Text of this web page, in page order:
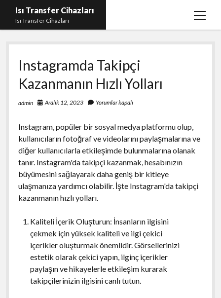
Isı Transfer Cihazları
Isı Transfer Cihazları
menüyü
Instagram Bayan Takipçi Yükseltme Hilesi Parasız
Instagram Beğeni Yükseltme Ücretsiz
instagram gizli hesap görme uygulaması
Liste
Youtube Yorum Hilesi Gerçek
Instagramda Takipçi
Kazanmanın Hızlı Yolları
admin Aralık 12, 2023 Yorumlar kapalı
Instagram, popüler bir sosyal medya platformu olup,
kullanıcıların fotoğraf ve videolarını paylaşmalarına ve
diğer kullanıcılarla etkileşimde bulunmalarına olanak
tanır. Instagram'da takipçi kazanmak, hesabınızın
büyümesini sağlayarak daha geniş bir kitleye
ulaşmanıza yardımcı olabilir. İşte Instagram'da takipçi
kazanmanın hızlı yolları.
Kaliteli İçerik Oluşturun: İnsanların ilgisini
çekmek için yüksek kaliteli ve ilgi çekici
içerikler oluşturmak önemlidir. Görsellerinizi
estetik olarak çekici yapın, ilginç içerikler
paylaşın ve hikayelerle etkileşim kurarak
takipçilerinizin ilgisini canlı tutun.